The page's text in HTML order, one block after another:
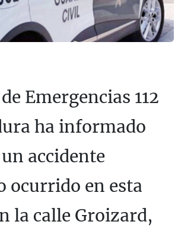
Emergencias 112
ha informado
accidente
ocurrido en esta
la calle Groizard,